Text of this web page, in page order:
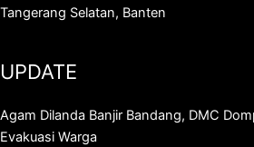
Tangerang Selatan, Banten
UPDATE
Agam Dilanda Banjir Bandang, DMC
Evakuasi Warga